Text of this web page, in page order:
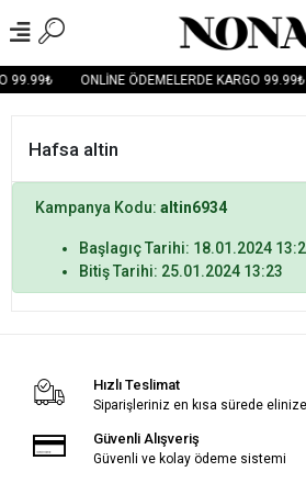
99.99₺ ONLİNE ÖDEMELERDE KARGO 99.99₺
Hafsa altin
Kampanya Kodu: altin6934
Başlagıç Tarihi: 18.01.2024
Bitiş Tarihi: 25.01.2024 13:23
Hızlı Teslimat
Siparişleriniz en kısa sürede elinize
Güvenli Alışveriş
Güvenli ve kolay ödeme sistemi